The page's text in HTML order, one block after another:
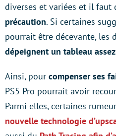
diverses et variées et il faut
précaution. Si certaines
pourrait être décevante, les
dépeignent un tableau
Ainsi, pour compenser ses
PS5 Pro pourrait avoir
Parmi elles, certaines
nouvelle technologie